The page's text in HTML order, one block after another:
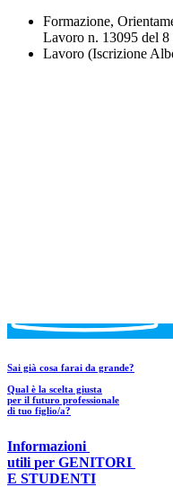
Formazione,
Lavoro n. 13095 del 8
Lavoro (Iscrizione
Sai già cosa farai da grande?
Qual è la scelta giusta
per il futuro professionale
di tuo figlio/a?
Informazioni
utili per GENITORI
E STUDENTI